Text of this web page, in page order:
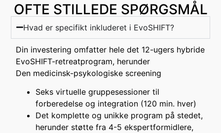
OFTE STILLEDE SPØRGSMÅL
Hvad er specifikt inkluderet i EvoSHIFT?
Din investering omfatter hele det 12-ugers hybride
EvoSHIFT-retreatprogram, herunder
Den medicinsk-psykologiske screening
Seks virtuelle gruppesessioner til
forberedelse og integration (120 min. hver)
Det komplette og unikke program på stedet,
herunder støtte fra 4-5 ekspertformidlere,